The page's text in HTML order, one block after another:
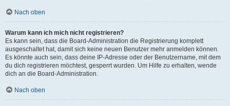
Nach oben
Warum kann ich mich nicht registrieren?
Es kann sein, dass die Board-Administration die Registrierung komplett
ausgeschaltet hat, damit sich keine neuen Benutzer mehr anmelden können.
Es könnte auch sein, dass deine IP-Adresse oder der Benutzername, mit dem
du dich registrieren möchtest, gesperrt wurden. Um Hilfe zu erhalten, wende
dich an die Board-Administration.
Nach oben